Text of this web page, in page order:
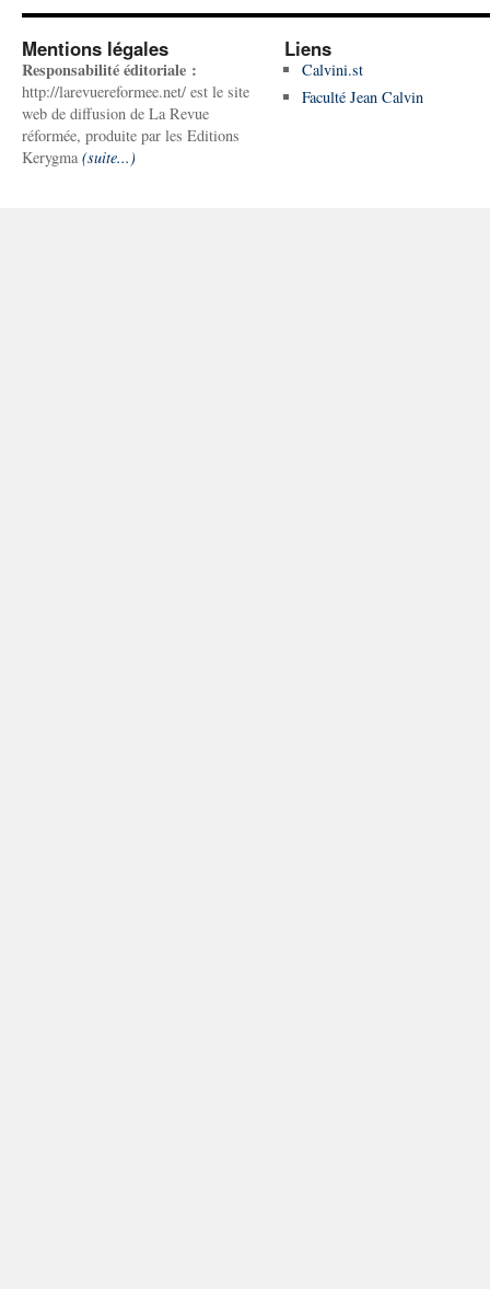
Mentions légales
Responsabilité éditoriale :
http://larevuereformee.net/ est le site
web de diffusion de La Revue
réformée, produite par les Editions
Kerygma (suite...)
Liens
Calvini.st
Faculté Jean Calvin